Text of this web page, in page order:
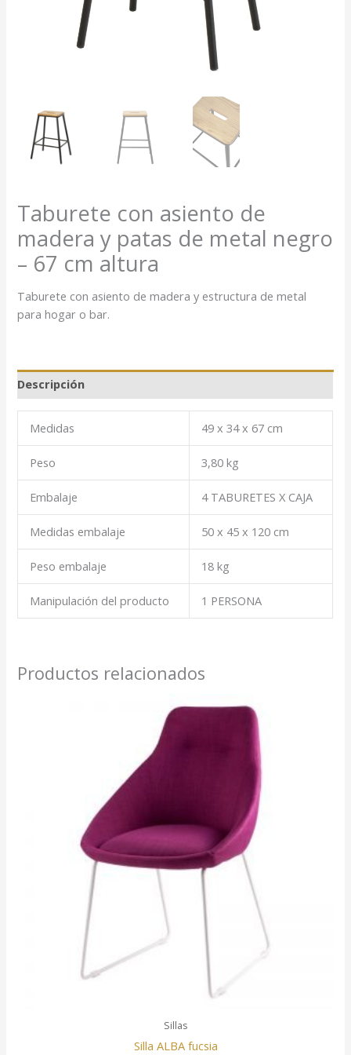
Taburete con asiento de
madera y patas de metal negro
– 67 cm altura
Taburete con asiento de madera y estructura de metal
para hogar o bar.
Descripción
Medidas 49 x 34 x 67 cm
Peso 3,80 kg
Embalaje 4 TABURETES X CAJA
Medidas embalaje 50 x 45 x 120 cm
Peso embalaje 18 kg
Manipulación del producto 1 PERSONA
Productos relacionados
Sillas
Silla ALBA fucsia